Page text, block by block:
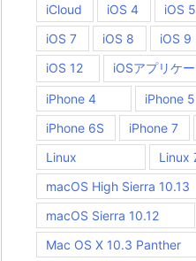
iCloud iOS 4 iOS 5
iOS 7
iOS 8 iOS 9
iOS 12
iOSアプリケ
iPhone 4 iPhone 5
iPhone 6S
iPhone 7
Linux
Linux
macOS High Sierra 10.13
macOS Sierra 10.12
Mac OS X 10.3 Panther